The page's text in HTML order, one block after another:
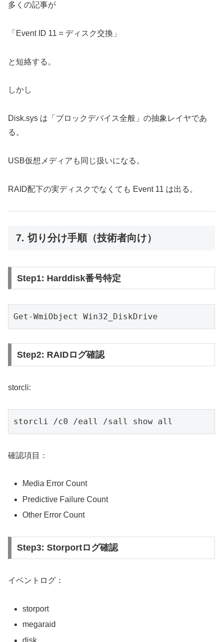
多くの記事が
「Event ID 11 = ディスク交換」
と短絡する。
しかし
Disk.sys は「ブロックデバイス全般」の抽象レイヤであ
る。
USB仮想メディアも同じ扱いになる。
RAID配下の実ディスクでなくても Event 11 は出る。
7. 切り分け手順（技術者向け）
Step1: Harddisk番号特定
Get-WmiObject Win32_DiskDrive
Step2: RAIDログ確認
storcli:
storcli /c0 /eall /sall show all
確認項目：
Media Error Count
Predictive Failure Count
Other Error Count
Step3: Storportログ確認
イベントログ：
storport
megaraid
disk